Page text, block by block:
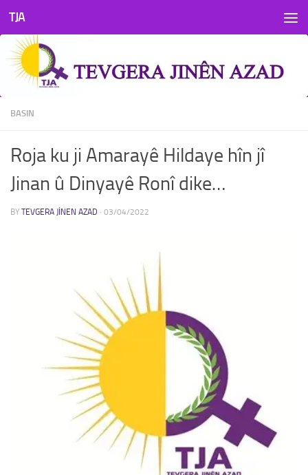
Skip to content
TJA
BASIN
Roja ku ji Amarayê Hildaye hîn jî
Jinan û Dinyayê Ronî dike…
BY TEVGERA JINEN AZAD · 03/04/2022